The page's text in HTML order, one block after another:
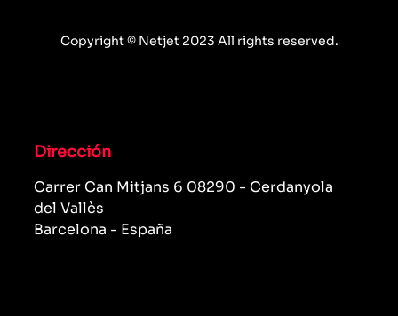
Copyright © Netjet 2023 All rights reserved.
Dirección
Carrer Can Mitjans 6 08290 - Cerdanyola
del Vallès
Barcelona - España